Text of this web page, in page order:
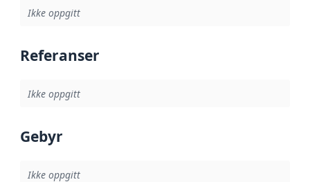
Ikke oppgitt
Referanser
Ikke oppgitt
Gebyr
Ikke oppgitt